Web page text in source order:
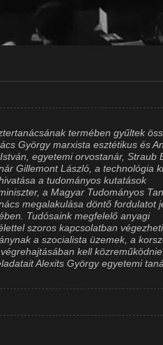
termében gyűltek
György marxista esztétikus és
egyetemi orvostanár, Straub
Gillemont László, a technológia
a tudományos kutatások
a Magyar Tudományos
megalakulása döntő fordulatot
Tudósaink megfelelő anyagi
szoros kapcsolatban
a szocialista üzemek, a
kell
Alexits György egyetemi